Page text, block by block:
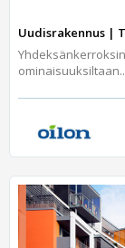
Uudisrakennus |